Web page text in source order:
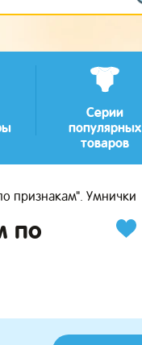
Серии
популярных
товаров
признакам". Умнички
по